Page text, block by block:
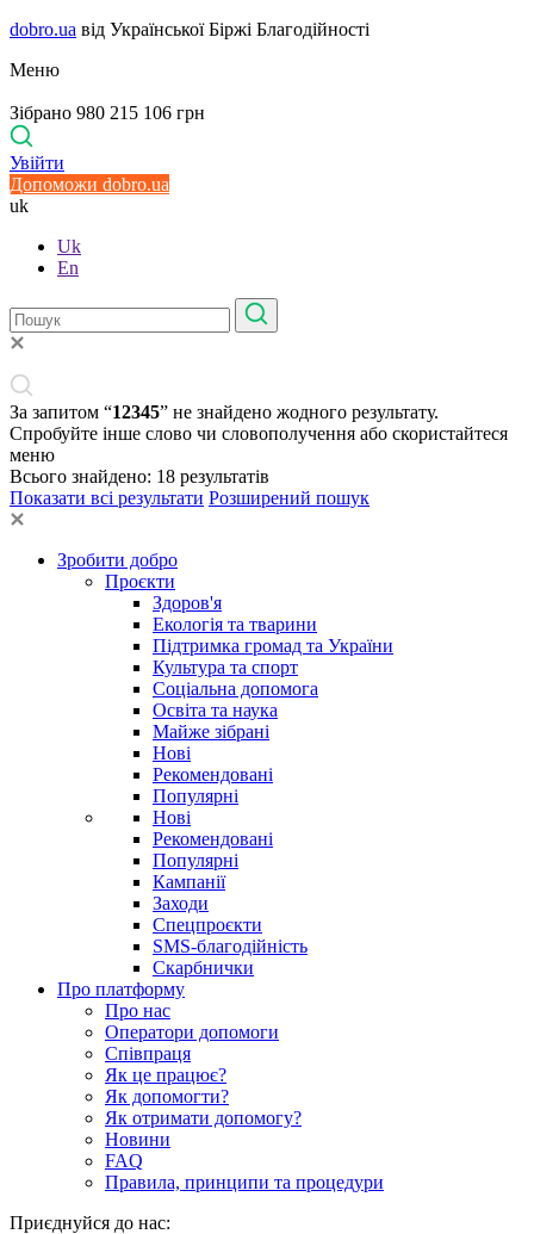
dobro.ua від Української Біржі Благодійності
Меню
Зібрано 980 215 106 грн
Увійти
Допоможи dobro.ua
uk
Uk
En
За запитом “12345” не знайдено жодного результату.
Спробуйте інше слово чи словополучення або скористайтеся
меню
Всього знайдено: 18 результатів
Показати всі результати Розширений пошук
Зробити добро
Проєкти
Здоров'я
Екологія та тварини
Підтримка громад та України
Культура та спорт
Соціальна допомога
Освіта та наука
Майже зібрані
Нові
Рекомендовані
Популярні
Нові
Рекомендовані
Популярні
Кампанії
Заходи
Спецпроєкти
SMS-благодійність
Скарбнички
Про платформу
Про нас
Оператори допомоги
Співпраця
Як це працює?
Як допомогти?
Як отримати допомогу?
Новини
FAQ
Правила, принципи та процедури
Приєднуйся до нас: